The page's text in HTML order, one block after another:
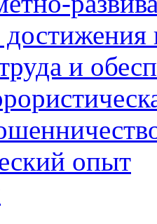
и
опыт